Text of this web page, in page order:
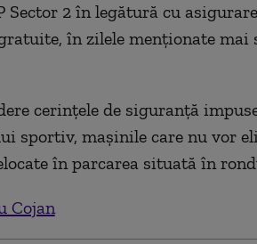
Sector 2 în legătură cu
în zilele menționate mai
cerințele de siguranță
sportiv, mașinile care nu vor
în parcarea situată în
Cojan